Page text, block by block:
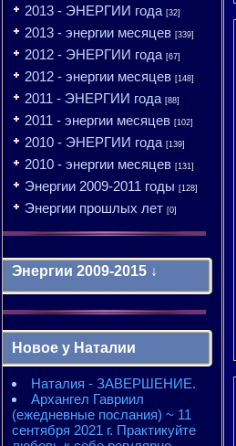
2013 - ЭНЕРГИИ года [32]
2013 - энергии месяцев [339]
2012 - ЭНЕРГИИ года [67]
2012 - энергии месяцев [148]
2011 - ЭНЕРГИИ года [88]
2011 - энергии месяцев [102]
2010 - ЭНЕРГИИ года [139]
2010 - энергии месяцев [131]
Энергии 2009-2011 годы [128]
Энергии прошлых лет [0]
Энергии 2009-2015 ↓
2010 - энергии месяцев
2010 - ЭНЕРГИИ года
2011 - энергии месяцев
2011 - ЭНЕРГИИ года
2012 - энергии месяцев
2012 - ЭНЕРГИИ года
2013 - энергии месяцев
Новое у Наталии
Наталия - ЗАВЕРШЕНИЕ.
Архангел Гавриил
(ежедневные послания) ~ 11
сентября 2021 г. Практикуйте